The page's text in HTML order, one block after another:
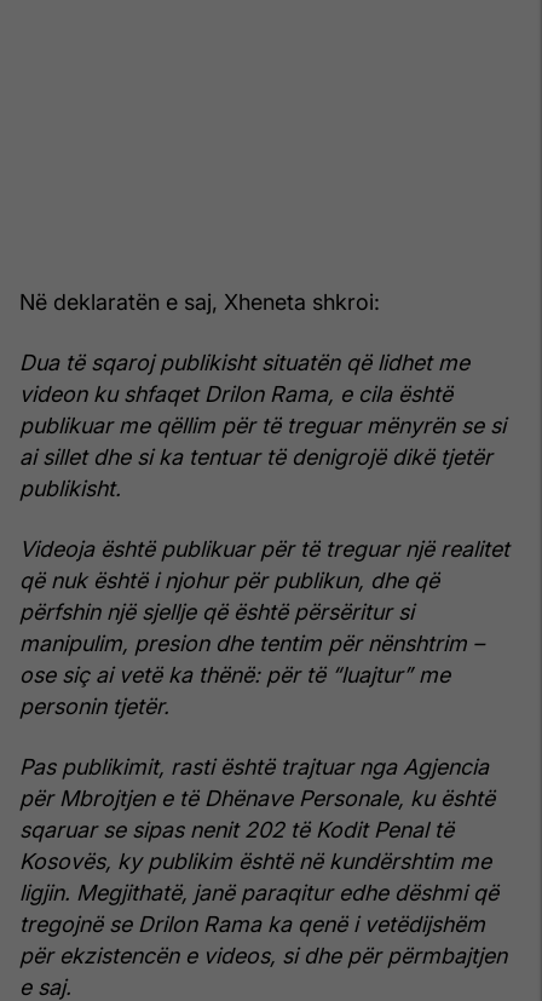
Në deklaratën e saj, Xheneta shkroi:
Dua të sqaroj publikisht situatën që lidhet me
videon ku shfaqet Drilon Rama, e cila është
publikuar me qëllim për të treguar mënyrën se si
ai sillet dhe si ka tentuar të denigrojë dikë tjetër
publikisht.
Videoja është publikuar për të treguar një realitet
që nuk është i njohur për publikun, dhe që
përfshin një sjellje që është përsëritur si
manipulim, presion dhe tentim për nënshtrim –
ose siç ai vetë ka thënë: për të “luajtur” me
personin tjetër.
Pas publikimit, rasti është trajtuar nga Agjencia
për Mbrojtjen e të Dhënave Personale, ku është
sqaruar se sipas nenit 202 të Kodit Penal të
Kosovës, ky publikim është në kundërshtim me
ligjin. Megjithatë, janë paraqitur edhe dëshmi që
tregojnë se Drilon Rama ka qenë i vetëdijshëm
për ekzistencën e videos, si dhe për përmbajtjen
e saj.